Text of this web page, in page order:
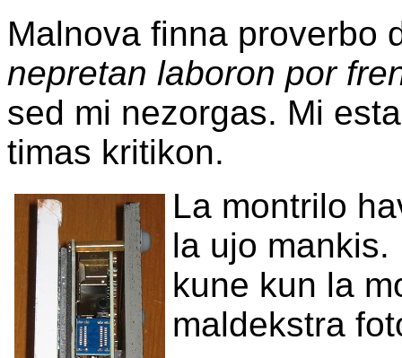
Malnova finna proverbo
nepretan laboron por
sed mi nezorgas. Mi
timas kritikon.
La montrilo
la ujo
kune kun la
maldekstra